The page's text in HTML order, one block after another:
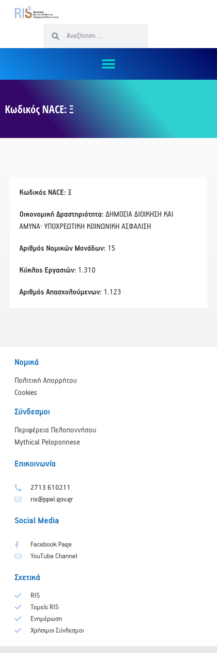
Κωδικός NACE: Ξ
Κωδικός NACE: Ξ
Οικονομική Δραστηριότητα: ΔΗΜΟΣΙΑ ΔΙΟΙΚΗΣΗ ΚΑΙ
ΑΜΥΝΑ· ΥΠΟΧΡΕΩΤΙΚΗ ΚΟΙΝΩΝΙΚΗ ΑΣΦΑΛΙΣΗ
Αριθμός Νομικών Μονάδων: 15
Κύκλος Εργασιών: 1.310
Αριθμός Απασχολούμενων: 1.123
Νομικά
Πολιτική Απορρήτου
Cookies
Σύνδεσμοι
Περιφέρεια Πελοποννήσου
Mythical Peloponnese
Επικοινωνία
2713 610211
ris@ppel.gov.gr
Social Media
Facebook Page
YouTube Channel
Σχετικά
RIS
Τομείς RIS
Ενημέρωση
Χρήσιμοι Σύνδεσμοι